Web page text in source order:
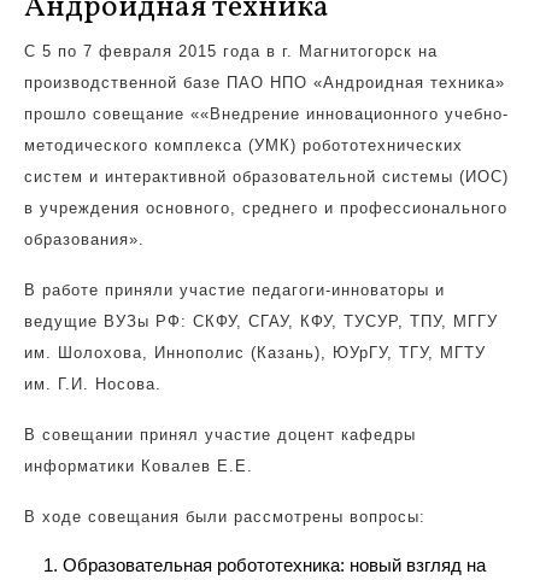
С 5 по 7 февраля 2015 года в г. Магнитогорск на
производственной базе ПАО НПО «Андроидная техника»
прошло совещание ««Внедрение инновационного учебно-
методического комплекса (УМК) робототехнических
систем и интерактивной образовательной системы (ИОС)
в учреждения основного, среднего и профессионального
образования».
В работе приняли участие педагоги-инноваторы и
ведущие ВУЗы РФ: СКФУ, СГАУ, КФУ, ТУСУР, ТПУ, МГГУ
им. Шолохова, Иннополис (Казань), ЮУрГУ, ТГУ, МГТУ
им. Г.И. Носова.
В совещании принял участие доцент кафедры
информатики Ковалев Е.Е.
В ходе совещания были рассмотрены вопросы:
Образовательная робототехника: новый взгляд на